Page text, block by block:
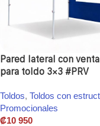
Pared lateral con
para toldo 3×3 #PRV
Toldos, Toldos con
Promocionales
₡10 950